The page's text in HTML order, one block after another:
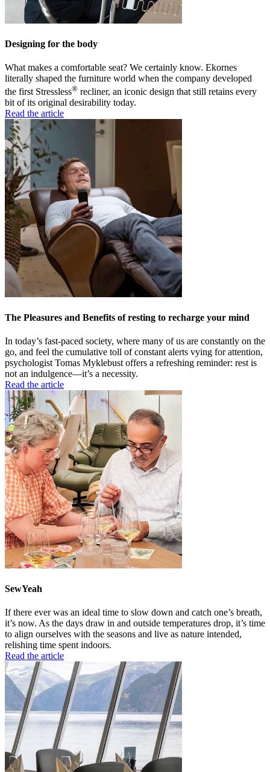
Designing for the body
What makes a comfortable seat? We certainly know. Ekornes
literally shaped the furniture world when the company developed
the first Stressless® recliner, an iconic design that still retains every
bit of its original desirability today.
Read the article
The Pleasures and Benefits of resting to recharge your mind
In today’s fast-paced society, where many of us are constantly on the
go, and feel the cumulative toll of constant alerts vying for attention,
psychologist Tomas Myklebust offers a refreshing reminder: rest is
not an indulgence—it’s a necessity.
Read the article
SewYeah
If there ever was an ideal time to slow down and catch one’s breath,
it’s now. As the days draw in and outside temperatures drop, it’s time
to align ourselves with the seasons and live as nature intended,
relishing time spent indoors.
Read the article